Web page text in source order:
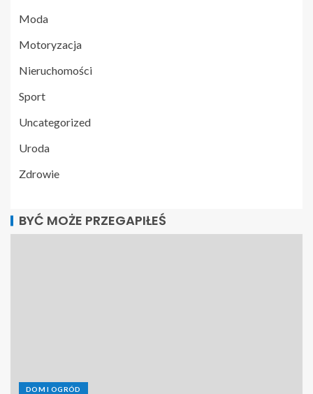
Moda
Motoryzacja
Nieruchomości
Sport
Uncategorized
Uroda
Zdrowie
BYĆ MOŻE PRZEGAPIŁEŚ
DOM I OGRÓD